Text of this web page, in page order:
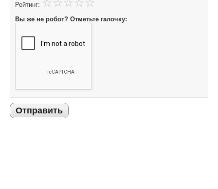
Рейтинг:
Вы же не робот? Отметьте галочку:
Отправить